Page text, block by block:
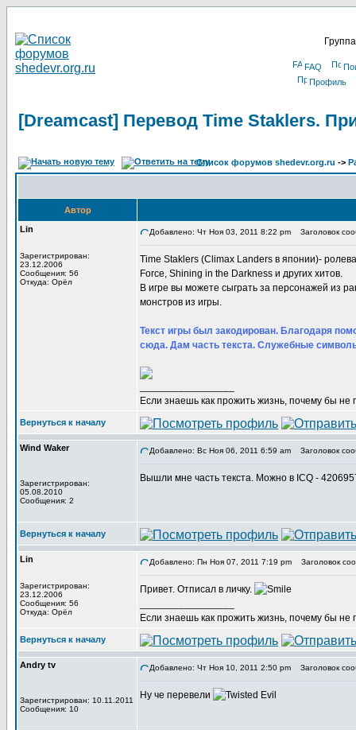
FAQ
Профиль
[Dreamcast] Перевод Time Staklers.
Список форумов shedevr.org.ru ->
Автор
Lin
Зарегистрирован:
23.12.2006
Сообщения: 56
Откуда: Орёл
Добавлено: Чт Ноя 03, 2011 8:22 pm Заголовок
Time Staklers (Climax Landers в японии)-
Force, Shining in the Darkness и других хитов.
В игре вы можете сыграть за персонажей из
монстров из игры.
Текст игры был закодирован. Благодаря
сюда. Дам часть текста. Служебные
Если знаешь как прожить жизнь, почему бы не
Вернуться к началу
Wind Waker
Зарегистрирован:
05.08.2010
Сообщения: 2
Добавлено: Вс Ноя 06, 2011 6:59 am Заголовок
Вышли мне часть текста. Можно в ICQ -
Вернуться к началу
Lin
Зарегистрирован:
23.12.2006
Сообщения: 56
Откуда: Орёл
Добавлено: Пн Ноя 07, 2011 7:19 pm Заголовок
Привет. Отписал в личку.
Если знаешь как прожить жизнь, почему бы не
Вернуться к началу
Andry tv
Зарегистрирован: 10.11.2011
Сообщения: 10
Добавлено: Чт Ноя 10, 2011 2:50 pm Заголовок
Ну че перевели